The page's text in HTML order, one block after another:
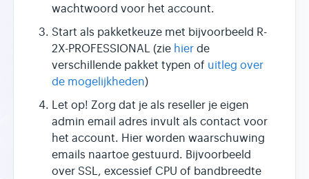
wachtwoord voor het account.
Start als pakketkeuze met bijvoorbeeld R-
2X-PROFESSIONAL (zie hier de
verschillende pakket typen of uitleg over
de mogelijkheden)
Let op! Zorg dat je als reseller je eigen
admin email adres invult als contact voor
het account. Hier worden waarschuwing
emails naartoe gestuurd. Bijvoorbeeld
over SSL, excessief CPU of bandbreedte